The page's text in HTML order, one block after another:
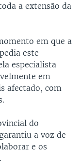
a extensão da
em que a
este
especialista
em
afectado, com
do
a voz de
e os